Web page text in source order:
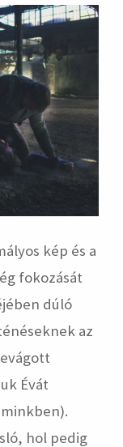
kép és a
fokozását
dúló
az
Évát
hol pedig